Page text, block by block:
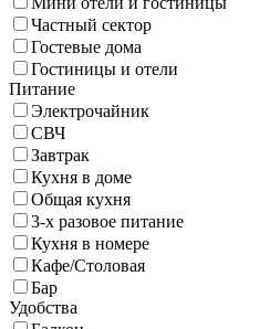
Частный сектор
Гостевые дома
Гостиницы и отели
Питание
Электрочайник
СВЧ
Завтрак
Кухня в доме
Общая кухня
3-х разовое питание
Кухня в номере
Кафе/Столовая
Бар
Удобства